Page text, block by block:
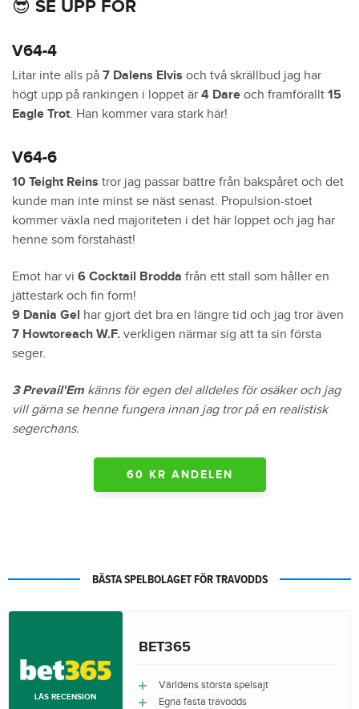
😎 SE UPP FÖR
V64-4
Litar inte alls på 7 Dalens Elvis och två skrällbud jag har
högt upp på rankingen i loppet är 4 Dare och framförallt 15
Eagle Trot. Han kommer vara stark här!
V64-6
10 Teight Reins tror jag passar bättre från bakspåret och det
kunde man inte minst se näst senast. Propulsion-stoet
kommer växla ned majoriteten i det här loppet och jag har
henne som förstahäst!
Emot har vi 6 Cocktail Brodda från ett stall som håller en
jättestark och fin form!
9 Dania Gel har gjort det bra en längre tid och jag tror även
7 Howtoreach W.F. verkligen närmar sig att ta sin första
seger.
3 Prevail'Em känns för egen del alldeles för osäker och jag
vill gärna se henne fungera innan jag tror på en realistisk
segerchans.
60 KR ANDELEN
BÄSTA SPELBOLAGET FÖR TRAVODDS
LÄS RECENSION
BET365
Världens största spelsajt
Egna fasta travodds